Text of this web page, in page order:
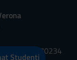
93009870234
Studenti